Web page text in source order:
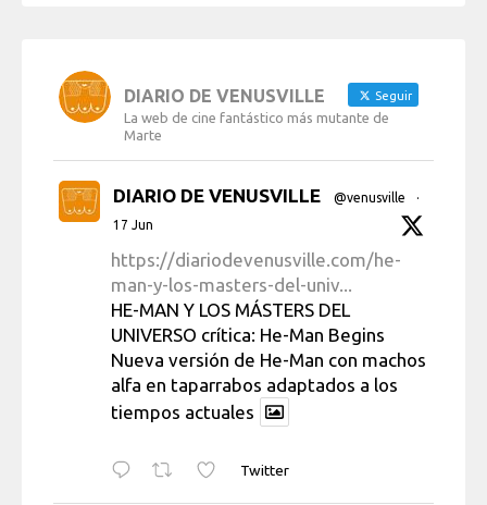
DIARIO DE VENUSVILLE Seguir
La web de cine fantástico más mutante de
Marte
DIARIO DE VENUSVILLE @venusville
·
17 Jun
https://diariodevenusville.com/he-
man-y-los-masters-del-univ...
HE-MAN Y LOS MÁSTERS DEL
UNIVERSO crítica: He-Man Begins
Nueva versión de He-Man con machos
alfa en taparrabos adaptados a los
tiempos actuales
Twitter